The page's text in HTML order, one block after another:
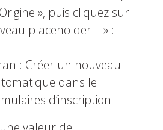
», puis cliquez sur
placeholder… » :